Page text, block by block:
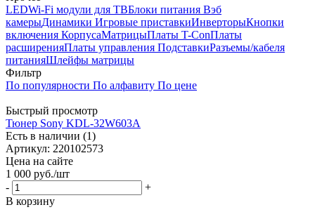
LEDWi-Fi модули для ТВБлоки питания Вэб
камерыДинамики Игровые приставкиИнверторыКнопки
включения КорпусаМатрицыПлаты T-ConПлаты
расширенияПлаты управления ПодставкиРазъемы/кабеля
питанияШлейфы матрицы
Фильтр
По популярности По алфавиту По цене
Быстрый просмотр
Тюнер Sony KDL-32W603A
Есть в наличии (1)
Артикул: 220102573
Цена на сайте
1 000 руб./шт
-
+
В корзину